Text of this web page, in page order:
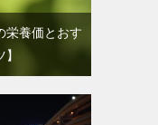
栄養価とおす